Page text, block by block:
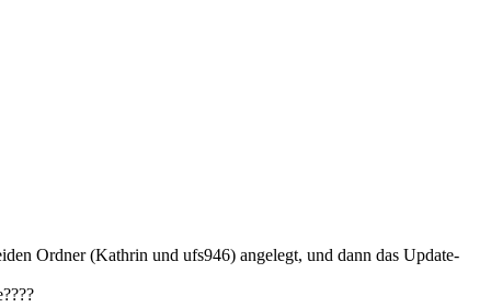
Ordner (Kathrin und ufs946) angelegt, und dann das Update-